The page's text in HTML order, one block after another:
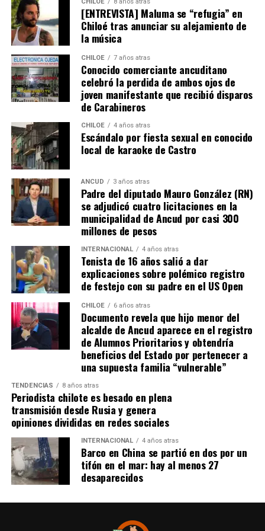
Tras un primer tiempo donde los locales dominaron,
Boca reaccionó en la segunda mitad para darle algo de
trabajo al portero Franco Armani
figura fue el guardametas visitante,
quien tuvo tres intervenciones notables.
River buscaba de todas las maneras abrir el marcador,
pero algo siempre se lo impedía. A los 12′ del segundo
tiempo, Nicolás De la Cruz sacó un remate tremendo de
media distancia que llevaba destino de gol, pero que
‘Chiquito’ con un manotazo salvador, mandó al córner.
Luego,Pablo Solari, exjugador de Colo Colo, definió
cruzado y la pelota pegó en el segundo palo. Era un
anticipo de lo ocurriría en los minutos finales.
A los 90+2 minutos, el juez Darío Herrera cobró penal a
favor del elenco ‘millonario’, por una falta contra el
‘Pibe’ Solari quien se anticipó a su marcador.El
colombiano Miguel Borja transformó la pena
máxima en gol
Tras el tanto del delantero ‘cafetalero’, los jugadores
visitantes arremetieron contra sus rivales
argumentando que un jugador de River(Agustín
les gritó el festejo en la cara.
Tras los incidentes,Palavecino fue expulsado en
River. En Boca, en tanto, vieron la roja
Merentiel, Ezequiel Fernández y Nicolás Valentini
Fuente:Bio Bio
[ENTREVISTA] Maluma se “refugia” en
Chiloé tras anunciar su alejamiento de
la música
CHILOE 7 años atras
Conocido comerciante ancuditano
celebró la perdida de ambos ojos de
joven manifestante que recibió disparos
de Carabineros
CHILOE 4 años atras
Escándalo por fiesta sexual en conocido
local de karaoke de Castro
ANCUD 3 años atras
Padre del diputado Mauro González (RN)
se adjudicó cuatro licitaciones en la
municipalidad de Ancud por casi 300
millones de pesos
INTERNACIONAL 4 años atras
Tenista de 16 años salió a dar
explicaciones sobre polémico registro
de festejo con su padre en el US Open
CHILOE 6 años atras
Documento revela que hijo menor del
alcalde de Ancud aparece en el registro
de Alumnos Prioritarios y obtendría
beneficios del Estado por pertenecer a
una supuesta familia “vulnerable”
TENDENCIAS 8 años atras
Periodista chilote es besado en plena
transmisión desde Rusia y genera
opiniones divididas en redes sociales
INTERNACIONAL 4 años atras
Barco en China se partió en dos por un
tifón en el mar: hay al menos 27
desaparecidos